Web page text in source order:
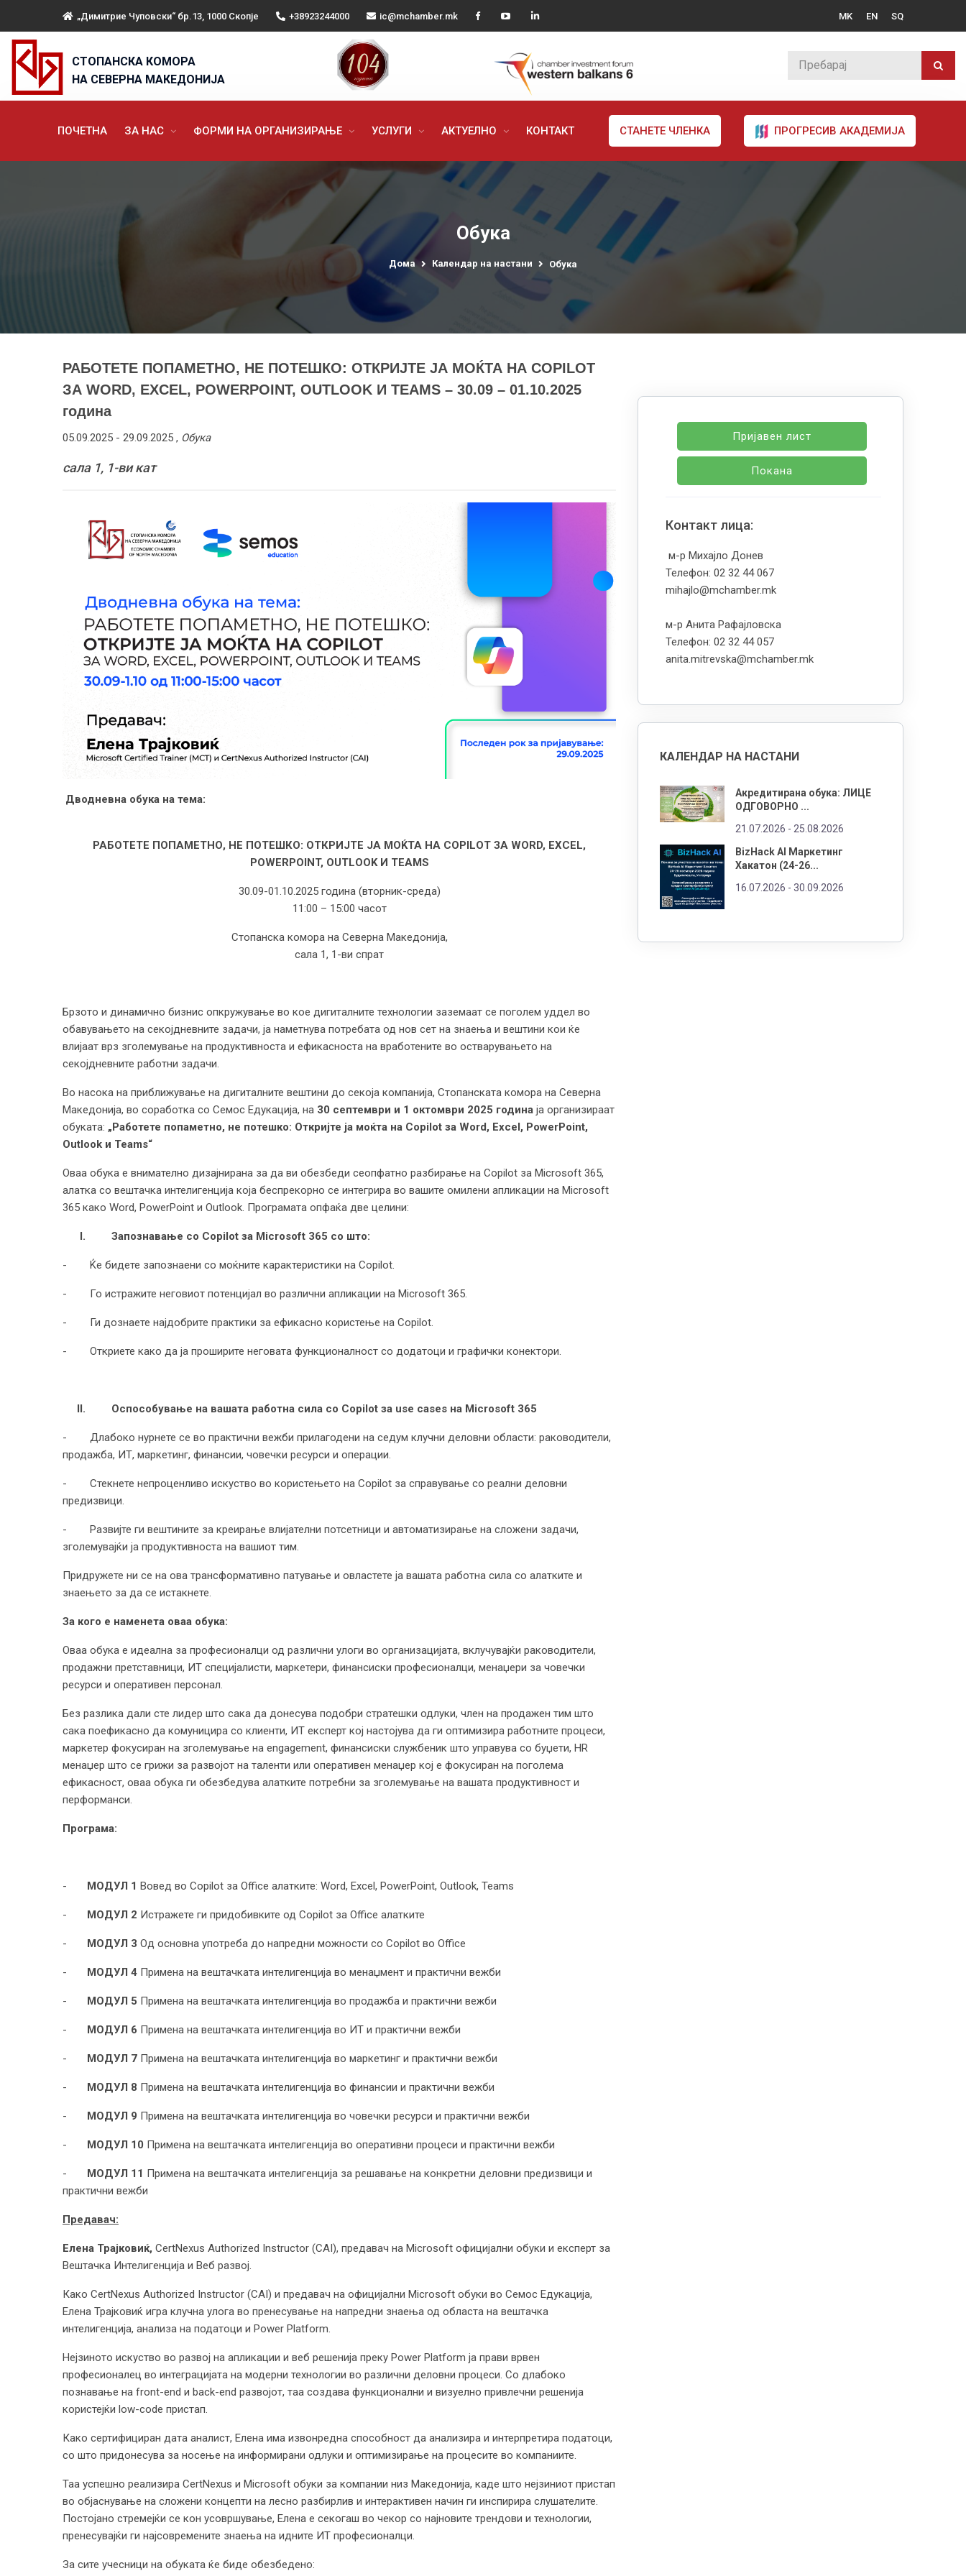
„Димитрие Чуповски“ бр.13, 1000 Скопје +38923244000 ic@mchamber.mk MK EN SQ
СТОПАНСКА КОМОРА
НА СЕВЕРНА МАКЕДОНИЈА
ПОЧЕТНА ЗА НАС ФОРМИ НА ОРГАНИЗИРАЊЕ УСЛУГИ АКТУЕЛНО КОНТАКТ СТАНЕТЕ ЧЛЕНКА ПРОГРЕСИВ АКАДЕМИЈА
Обука
Дома Календар на настани Обука
РАБОТЕТЕ ПОПАМЕТНО, НЕ ПОТЕШКО: ОТКРИЈТЕ ЈА МОЌТА НА COPILOT
ЗА WORD, EXCEL, POWERPOINT, OUTLOOK И TEAMS – 30.09 – 01.10.2025
година
05.09.2025 - 29.09.2025 , Обука
сала 1, 1-ви кат
Дводневна обука на тема:
РАБОТЕТЕ ПОПАМЕТНО, НЕ ПОТЕШКО: ОТКРИЈТЕ ЈА МОЌТА НА COPILOT ЗА WORD, EXCEL,
POWERPOINT, OUTLOOK И TEAMS
30.09-01.10.2025 година (вторник-среда)
11:00 – 15:00 часот
Стопанска комора на Северна Македонија,
сала 1, 1-ви спрат
Брзото и динамично бизнис опкружување во кое дигиталните технологии заземаат се поголем уддел во
обавувањето на секојдневните задачи, ја наметнува потребата од нов сет на знаења и вештини кои ќе
влијаат врз зголемување на продуктивноста и ефикасноста на вработените во остварувањето на
секојдневните работни задачи.
Во насока на приближување на дигиталните вештини до секоја компанија, Стопанската комора на Северна
Македонија, во соработка со Семос Едукација, на 30 септември и 1 октомври 2025 година ја организираат
обуката: „Работете попаметно, не потешко: Откријте ја моќта на Copilot за Word, Excel, PowerPoint,
Outlook и Teams“
Оваа обука е внимателно дизајнирана за да ви обезбеди сеопфатно разбирање на Copilot за Microsoft 365,
алатка со вештачка интелигенција која беспрекорно се интегрира во вашите омилени апликации на Microsoft
365 како Word, PowerPoint и Outlook. Програмата опфаќа две целини:
I. Запознавање со Copilot за Microsoft 365 со што:
- Ќе бидете запознаени со моќните карактеристики на Copilot.
- Го истражите неговиот потенцијал во различни апликации на Microsoft 365.
- Ги дознаете најдобрите практики за ефикасно користење на Copilot.
- Откриете како да ја проширите неговата функционалност со додатоци и графички конектори.
II. Оспособување на вашата работна сила со Copilot за use cases на Microsoft 365
- Длабоко нурнете се во практични вежби прилагодени на седум клучни деловни области: раководители,
продажба, ИТ, маркетинг, финансии, човечки ресурси и операции.
- Стекнете непроценливо искуство во користењето на Copilot за справување со реални деловни
предизвици.
- Развијте ги вештините за креирање влијателни потсетници и автоматизирање на сложени задачи,
зголемувајќи ја продуктивноста на вашиот тим.
Придружете ни се на ова трансформативно патување и овластете ја вашата работна сила со алатките и
знаењето за да се истакнете.
За кого е наменета оваа обука:
Оваа обука е идеална за професионалци од различни улоги во организацијата, вклучувајќи раководители,
продажни претставници, ИТ специјалисти, маркетери, финансиски професионалци, менаџери за човечки
ресурси и оперативен персонал.
Без разлика дали сте лидер што сака да донесува подобри стратешки одлуки, член на продажен тим што
сака поефикасно да комуницира со клиенти, ИТ експерт кој настојува да ги оптимизира работните процеси,
маркетер фокусиран на зголемување на engagement, финансиски службеник што управува со буџети, HR
менаџер што се грижи за развојот на таленти или оперативен менаџер кој е фокусиран на поголема
ефикасност, оваа обука ги обезбедува алатките потребни за зголемување на вашата продуктивност и
перформанси.
Програма:
- МОДУЛ 1 Вовед во Copilot за Office алатките: Word, Excel, PowerPoint, Outlook, Teams
- МОДУЛ 2 Истражете ги придобивките од Copilot за Office алатките
- МОДУЛ 3 Од основна употреба до напредни можности со Copilot во Office
- МОДУЛ 4 Примена на вештачката интелигенција во менаџмент и практични вежби
- МОДУЛ 5 Примена на вештачката интелигенција во продажба и практични вежби
- МОДУЛ 6 Примена на вештачката интелигенција во ИТ и практични вежби
- МОДУЛ 7 Примена на вештачката интелигенција во маркетинг и практични вежби
- МОДУЛ 8 Примена на вештачката интелигенција во финансии и практични вежби
- МОДУЛ 9 Примена на вештачката интелигенција во човечки ресурси и практични вежби
- МОДУЛ 10 Примена на вештачката интелигенција во оперативни процеси и практични вежби
- МОДУЛ 11 Примена на вештачката интелигенција за решавање на конкретни деловни предизвици и
практични вежби
Предавач:
Елена Трајковиќ, CertNexus Authorized Instructor (CAI), предавач на Microsoft официјални обуки и експерт за
Вештачка Интелигенција и Веб развој.
Како CertNexus Authorized Instructor (CAI) и предавач на официјални Microsoft обуки во Семос Едукација,
Елена Трајковиќ игра клучна улога во пренесување на напредни знаења од областа на вештачка
интелигенција, анализа на податоци и Power Platform.
Нејзиното искуство во развој на апликации и веб решенија преку Power Platform ја прави врвен
професионалец во интеграцијата на модерни технологии во различни деловни процеси. Со длабоко
познавање на front-end и back-end развојот, таа создава функционални и визуелно привлечни решенија
користејќи low-code пристап.
Како сертифициран дата аналист, Елена има извонредна способност да анализира и интерпретира податоци,
со што придонесува за носење на информирани одлуки и оптимизирање на процесите во компаниите.
Таа успешно реализира CertNexus и Microsoft обуки за компании низ Македонија, каде што нејзиниот пристап
во објаснување на сложени концепти на лесно разбирлив и интерактивен начин ги инспирира слушателите.
Постојано стремејќи се кон усовршување, Елена е секогаш во чекор со најновите трендови и технологии,
пренесувајќи ги најсовремените знаења на идните ИТ професионалци.
За сите учесници на обуката ќе биде обезбедено:
Пријавен лист
Покана
Контакт лица:
м-р Михајло Донев
Телефон: 02 32 44 067
mihajlo@mchamber.mk
м-р Анита Рафајловска
Телефон: 02 32 44 057
anita.mitrevska@mchamber.mk
КАЛЕНДАР НА НАСТАНИ
Акредитирана обука: ЛИЦЕ
ОДГОВОРНО ...
21.07.2026 - 25.08.2026
BizHack AI Маркетинг
Хакатон (24-26...
16.07.2026 - 30.09.2026